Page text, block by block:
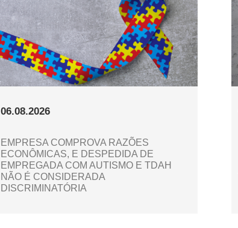
06.08.2026
EMPRESA COMPROVA RAZÕES
ECONÔMICAS, E DESPEDIDA DE
EMPREGADA COM AUTISMO E TDAH
NÃO É CONSIDERADA
DISCRIMINATÓRIA